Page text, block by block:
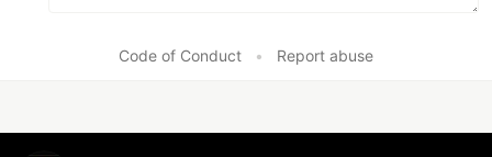
Code of Conduct • Report abuse